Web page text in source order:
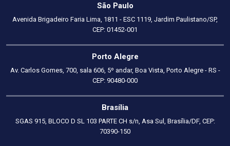
São Paulo
Avenida Brigadeiro Faria Lima, 1811 - ESC 1119, Jardim Paulistano/SP,
CEP: 01452-001
Porto Alegre
Av. Carlos Gomes, 700, sala 606, 5º andar, Boa Vista, Porto Alegre - RS -
CEP: 90480-000
Brasília
SGAS 915, BLOCO D SL 103 PARTE CH s/n, Asa Sul, Brasília/DF, CEP:
70390-150